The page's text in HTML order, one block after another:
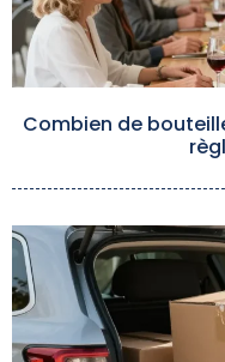
Combien de